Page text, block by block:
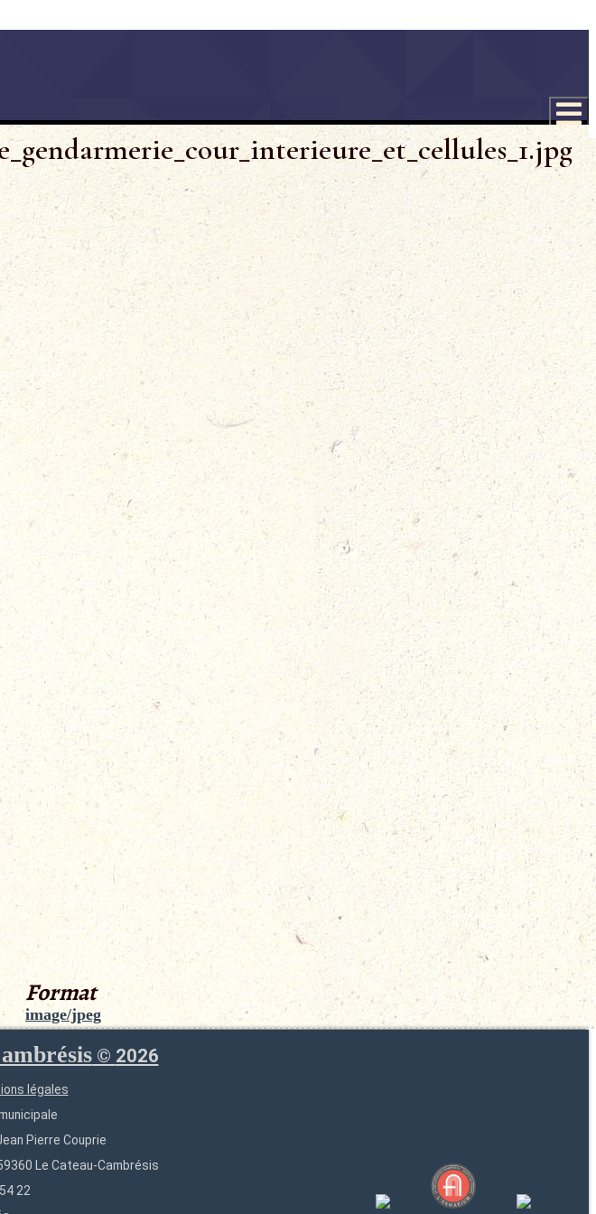
Format
image/jpeg
© 2026
légales
Pierre Couprie
Le Cateau-Cambrésis
22